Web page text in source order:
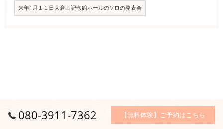
来年1月１１日大倉山記念館ホールのソロの発表会
080-3911-7362 【無料体験】ご予約はこちら